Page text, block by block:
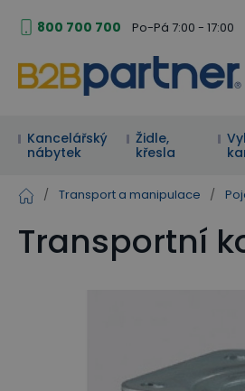
800 700 700 Po-Pá 7:00 - 17:00
Kancelářský
nábytek
Židle,
křesla
/ Transport a manipulace /
Transportní